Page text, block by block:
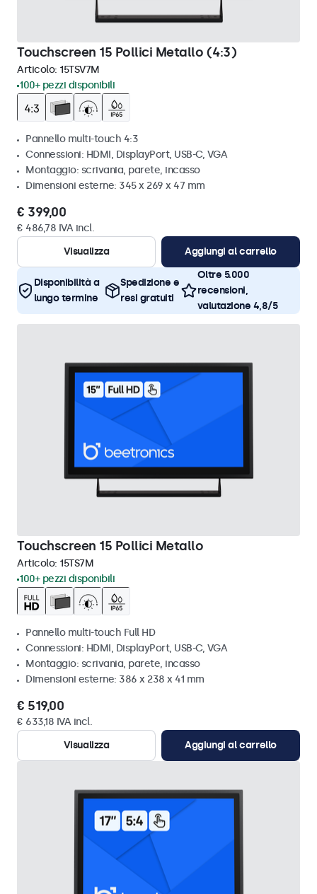
Touchscreen 15 Pollici Metallo (4:3)
Articolo: 15TSV7M
100+ pezzi disponibili
Pannello multi-touch 4:3
Connessioni: HDMI, DisplayPort, USB-C, VGA
Montaggio: scrivania, parete, incasso
Dimensioni esterne: 345 x 269 x 47 mm
€ 399,00
€ 486,78 IVA incl.
Visualizza
Aggiungi al carrello
Disponibilità a
lungo termine
Spedizione e
resi gratuiti
Oltre 5.000
recensioni,
valutazione 4,8/5
Touchscreen 15 Pollici Metallo
Articolo: 15TS7M
100+ pezzi disponibili
Pannello multi-touch Full HD
Connessioni: HDMI, DisplayPort, USB-C, VGA
Montaggio: scrivania, parete, incasso
Dimensioni esterne: 386 x 238 x 41 mm
€ 519,00
€ 633,18 IVA incl.
Visualizza
Aggiungi al carrello